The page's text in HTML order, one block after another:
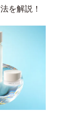
を解説！